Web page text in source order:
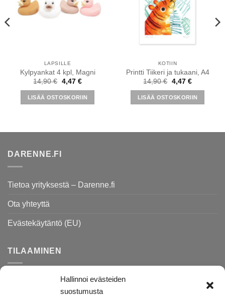
Hallinnoi evästeiden
suostumusta
LAPSILLE
Kylpyankat 4 kpl, Magni
14,90€ Alkuperäinen
oli:
14,90 €.
4,47 €Nykyinen
on:
4,47 €.
LISÄÄ OSTOSKORIIN
KOTIIN
Printti Tiikeri ja tukaani, A4
14,90€ Alkuperäinen
oli:
14,90 €.
4,47 €Nykyinen
on:
4,47 €.
LISÄÄ OSTOSKORIIN
DARENNE.FI
Tietoa yrityksestä – Darenne.fi
Ota yhteyttä
Evästekäytäntö (EU)
TILAAMINEN
Rekisteri- ja tietosuojaseloste